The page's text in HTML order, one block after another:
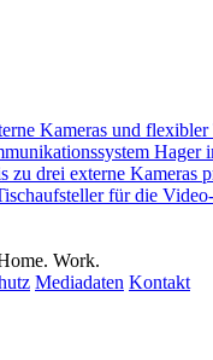
Kameras und flexibler
Hager
zu drei externe Kameras
für die
Work.
Mediadaten Kontakt